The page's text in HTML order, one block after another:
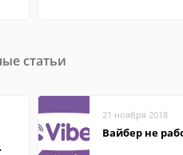
статьи
21 ноября 2018
Вайбер не